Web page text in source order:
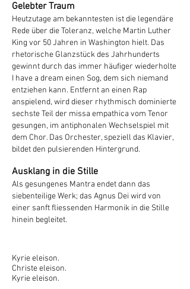
Gelebter Traum
Heutzutage am bekanntesten ist die legendäre
Rede über die Toleranz, welche Martin Luther
King vor 50 Jahren in Washington hielt. Das
rhetorische Glanzstück des Jahrhunderts
gewinnt durch das immer häufiger wiederholte
I have a dream einen Sog, dem sich niemand
entziehen kann. Entfernt an einen Rap
anspielend, wird dieser rhythmisch dominierte
sechste Teil der missa empathica vom Tenor
gesungen, im antiphonalen Wechselspiel mit
dem Chor. Das Orchester, speziell das Klavier,
bildet den pulsierenden Hintergrund.
Ausklang in die Stille
Als gesungenes Mantra endet dann das
siebenteilige Werk; das Agnus Dei wird von
einer sanft fliessenden Harmonik in die Stille
hinein begleitet.
Kyrie eleison.
Christe eleison.
Kyrie eleison.